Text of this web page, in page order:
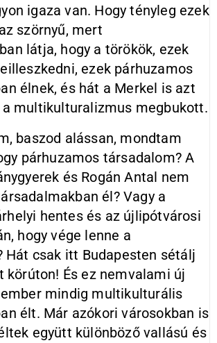
igaza van. Hogy tényleg ezek
szörnyű, mert
látja, hogy a törökök, ezek
ezek párhuzamos
élnek, és hát a Merkel is azt
a multikulturalizmus megbukott.
baszod alássan, mondtam
párhuzamos társadalom? A
és Rogán Antal nem
él? Vagy a
hentes és az újlipótvárosi
hogy vége lenne a
Hát csak itt Budapesten sétálj
körúton! És ez nemvalami új
mindig multikulturális
élt. Már azókori városokban is
együtt különböző vallású és